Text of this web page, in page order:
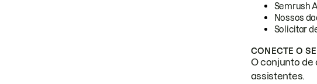
Semrush
Nossos
Solicitar
CONECTE O
O conjunto de
assistentes.